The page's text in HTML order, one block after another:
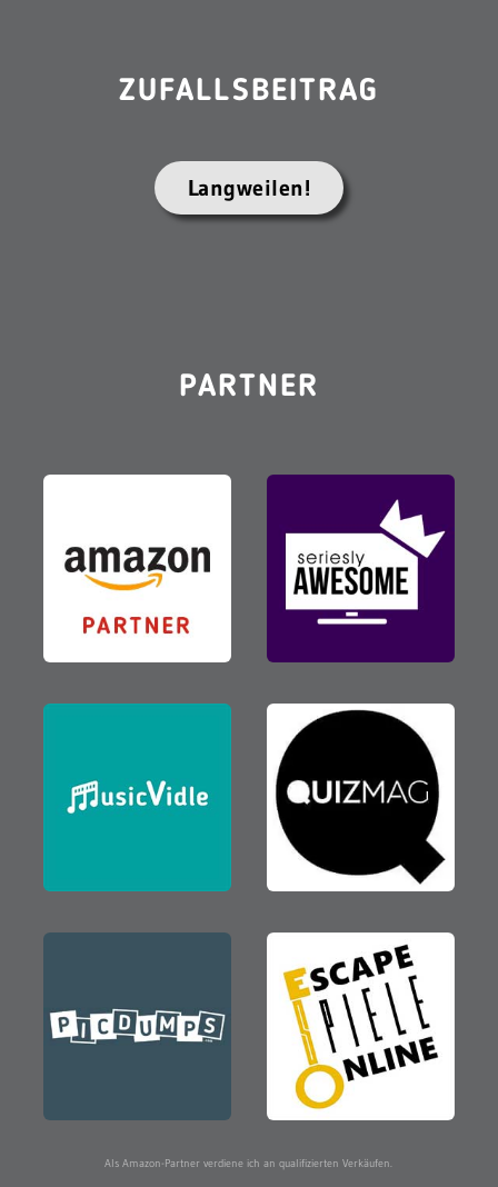
ZUFALLSBEITRAG
Langweilen!
PARTNER
Als Amazon-Partner verdiene ich an qualifizierten Verkäufen.